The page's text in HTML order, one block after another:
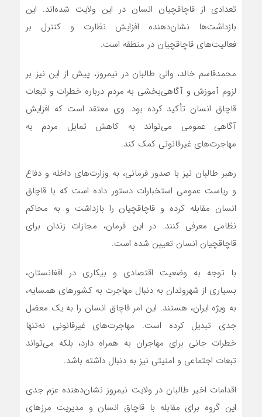
تعدادی از قاچاقچیان انسان در این ولایت شده‌اند. این
بازداشت‌ها نشان‌دهنده افزایش نظارت و کنترل بر
فعالیت‌های قاچاقچیان در منطقه است.
محمدقاسم خالد، والی طالبان در نیمروز، پیش از این نیز بر
لزوم آموزش و آگاهی‌بخشی به مردم درباره خطرات و تبعات
قاچاق انسان تأکید کرده بود. وی معتقد است که افزایش
آگاهی عمومی می‌تواند به کاهش تمایل مردم به
مهاجرت‌های غیرقانونی کمک کند.
رهبر طالبان نیز با صدور فرمانی، به وزارت‌های داخله و دفاع
و ریاست عمومی استخبارات دستور داده است که با قاچاق
انسان مقابله کرده و قاچاقچیان را بازداشت و به محاکم
نظامی معرفی کنند. در این فرمان، مجازات زندان برای
قاچاقچیان انسان تعیین شده است.
با توجه به وضعیت اقتصادی و بیکاری در افغانستان،
بسیاری از شهروندان به دنبال مهاجرت به کشورهای همسایه،
به ویژه ایران، هستند. این امر قاچاق انسان را به یک معضل
جدی تبدیل کرده است. مهاجرت‌های غیرقانونی نه‌تنها
خطرات جانی برای مهاجران به همراه دارد، بلکه می‌تواند
تبعات اجتماعی و امنیتی نیز به دنبال داشته باشد.
اقدامات اخیر طالبان در ولایت نیمروز نشان‌دهنده عزم جدی
این گروه برای مقابله با قاچاق انسان و مدیریت مرزهای